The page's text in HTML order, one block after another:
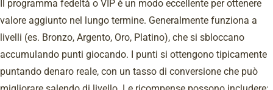
Il programma fedeltà o VIP è un modo eccellente per ottenere
valore aggiunto nel lungo termine. Generalmente funziona a
livelli (es. Bronzo, Argento, Oro, Platino), che si sbloccano
accumulando punti giocando. I punti si ottengono tipicamente
puntando denaro reale, con un tasso di conversione che può